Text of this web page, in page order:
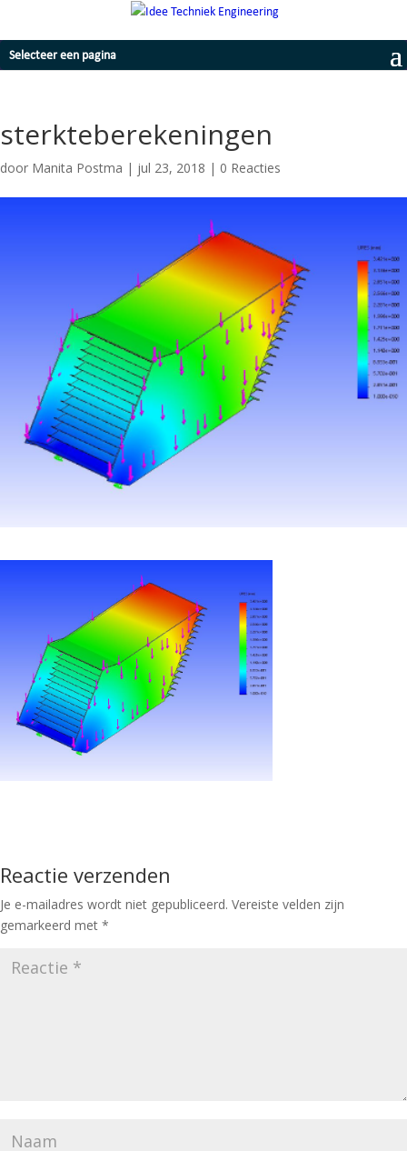
Selecteer een pagina
sterkteberekeningen
door Manita Postma | jul 23, 2018 | 0 Reacties
Reactie verzenden
Je e-mailadres wordt niet gepubliceerd. Vereiste velden zijn
gemarkeerd met *